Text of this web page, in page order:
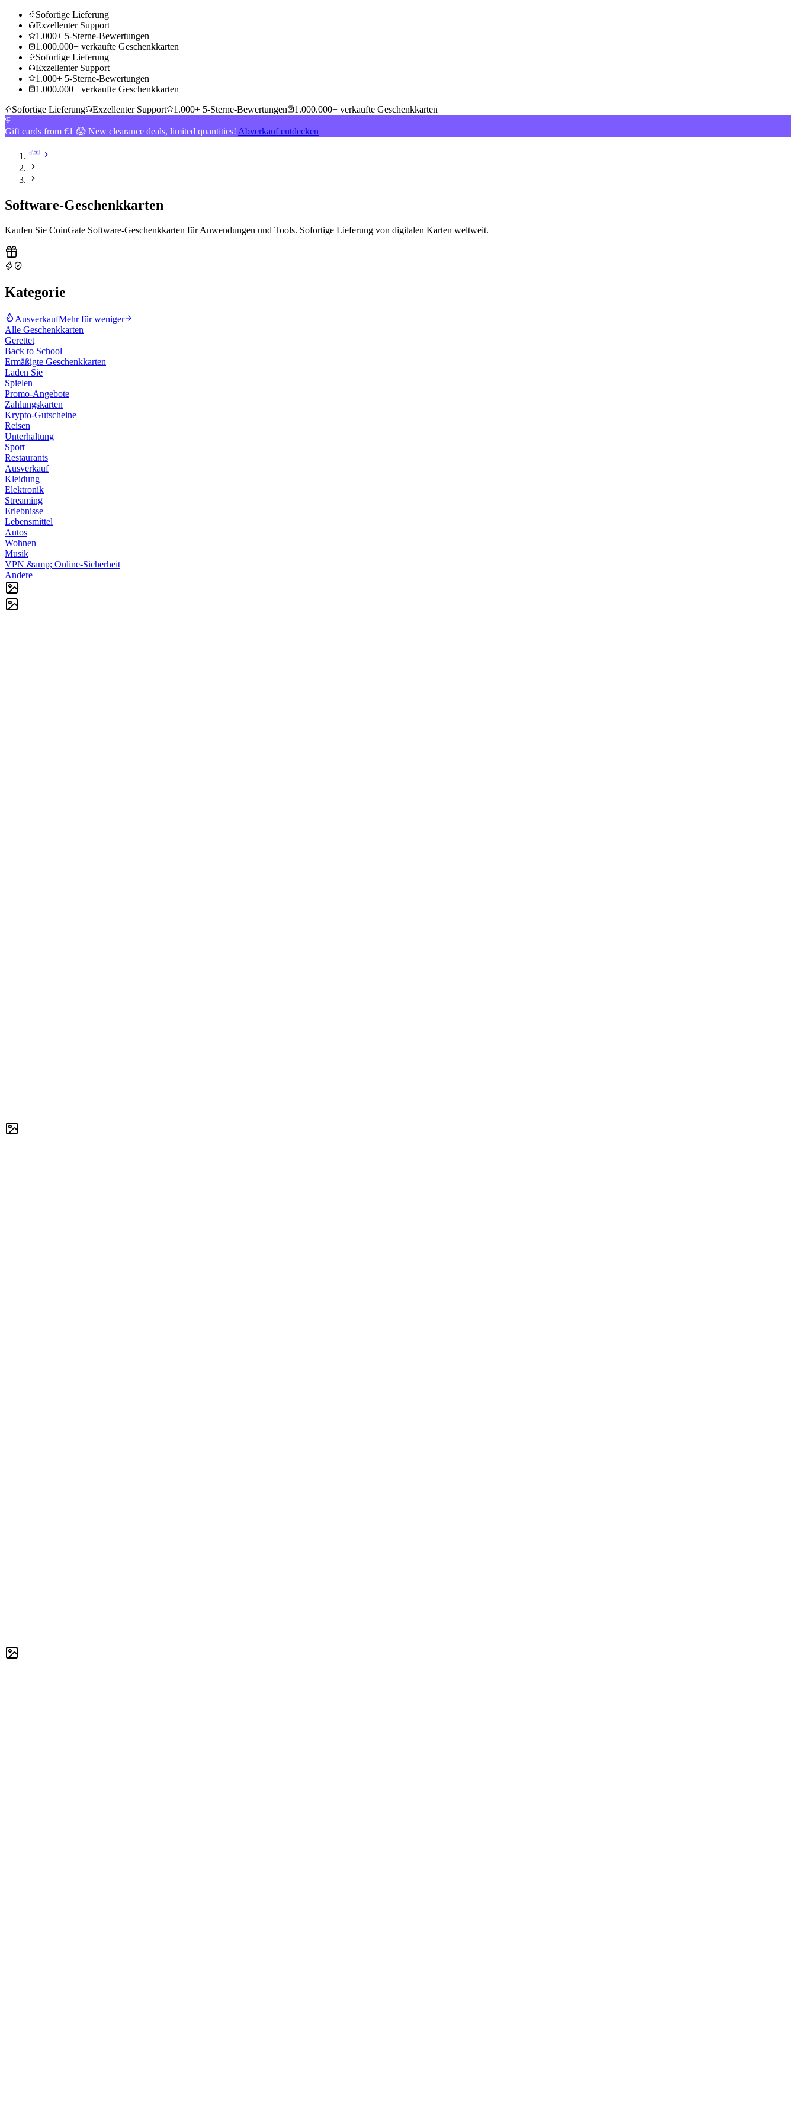
Sofortige Lieferung
Exzellenter Support
1.000+ 5-Sterne-Bewertungen
1.000.000+ verkaufte Geschenkkarten
Sofortige Lieferung
Exzellenter Support
1.000+ 5-Sterne-Bewertungen
1.000.000+ verkaufte Geschenkkarten
Sofortige Lieferung
Exzellenter Support 1.000+ 5-Sterne-Bewertungen 1.000.000+ verkaufte Geschenkkarten
Gift cards from €1 😱 New clearance deals, limited quantities! Abverkauf entdecken
Software-Geschenkkarten
Kaufen Sie CoinGate Software-Geschenkkarten für Anwendungen und Tools. Sofortige Lieferung von digitalen Karten weltweit.
Kategorie
AusverkaufMehr für weniger
Alle Geschenkkarten
Gerettet
Back to School
Ermäßigte Geschenkkarten
Laden Sie
Spielen
Promo-Angebote
Zahlungskarten
Krypto-Gutscheine
Reisen
Unterhaltung
Sport
Restaurants
Ausverkauf
Kleidung
Elektronik
Streaming
Erlebnisse
Lebensmittel
Autos
Wohnen
Musik
VPN &amp; Online-Sicherheit
Andere